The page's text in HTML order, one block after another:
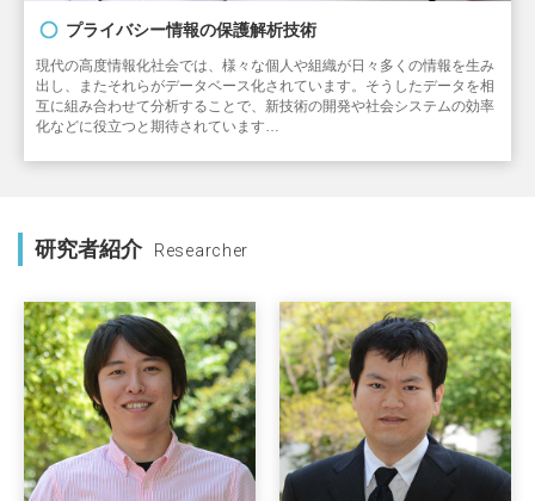
プライバシー情報の保護解析技術
現代の高度情報化社会では、様々な個人や組織が日々多くの情報を生み
出し、またそれらがデータベース化されています。そうしたデータを相
互に組み合わせて分析することで、新技術の開発や社会システムの効率
化などに役立つと期待されています…
研究者紹介 Researcher